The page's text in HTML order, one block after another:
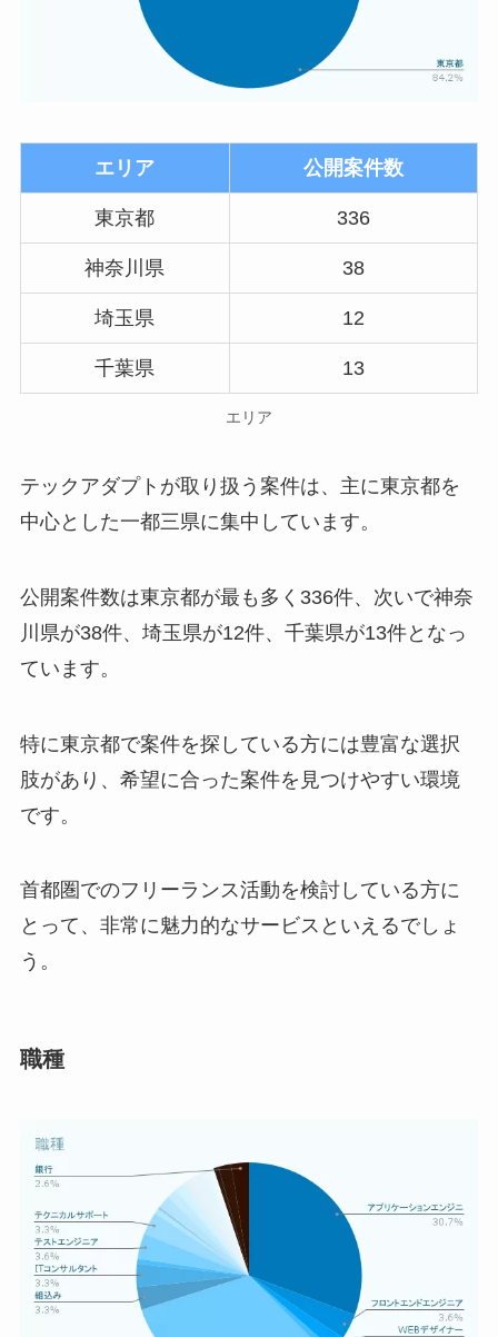
エリア 公開案件数
東京都 336
神奈川県 38
埼玉県 12
千葉県 13
エリア
テックアダプトが取り扱う案件は、主に東京都を
中心とした一都三県に集中しています。
公開案件数は東京都が最も多く336件、次いで神奈
川県が38件、埼玉県が12件、千葉県が13件となっ
ています。
特に東京都で案件を探している方には豊富な選択
肢があり、希望に合った案件を見つけやすい環境
です。
首都圏でのフリーランス活動を検討している方に
とって、非常に魅力的なサービスといえるでしょ
う。
職種